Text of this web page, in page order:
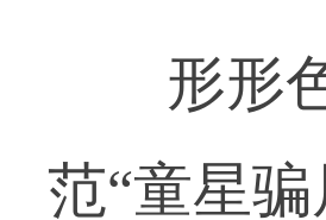
形形色
范“童星